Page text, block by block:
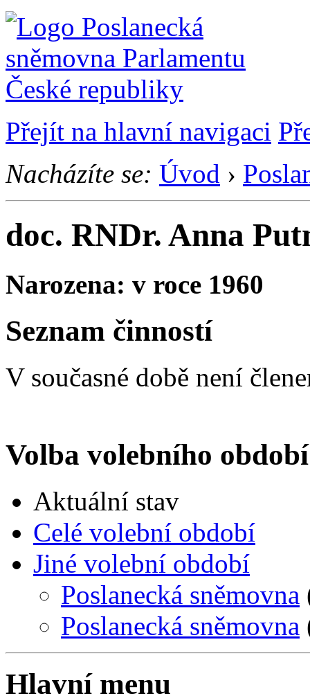
Přejít na hlavní navigaci
Nacházíte se: Úvod ›
doc. RNDr. Anna
Narozena: v roce 1960
Seznam činností
V současné době není
Volba volebního období
Aktuální stav
Celé volební období
Jiné volební období
Poslanecká sněmovna
Poslanecká sněmovna
Hlavní menu